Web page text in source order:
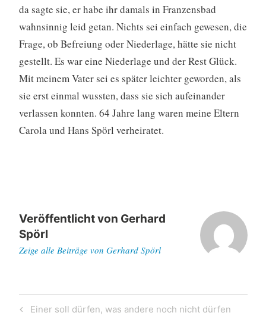
da sagte sie, er habe ihr damals in Franzensbad
wahnsinnig leid getan. Nichts sei einfach gewesen, die
Frage, ob Befreiung oder Niederlage, hätte sie nicht
gestellt. Es war eine Niederlage und der Rest Glück.
Mit meinem Vater sei es später leichter geworden, als
sie erst einmal wussten, dass sie sich aufeinander
verlassen konnten. 64 Jahre lang waren meine Eltern
Carola und Hans Spörl verheiratet.
Veröffentlicht von Gerhard
Spörl
Zeige alle Beiträge von Gerhard Spörl
Beitragsnavigation
Previous
Einer soll dürfen, was andere noch nicht dürfen